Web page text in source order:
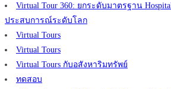
Virtual Tour 360: ยกระดับมาตรฐาน
ประสบการณ์ระดับโลก
Virtual Tours
Virtual Tours
Virtual Tours กับอสังหาริมทรัพย์
ทดสอบ